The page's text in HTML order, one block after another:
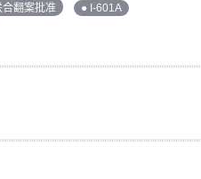
合翻案批准 ● I-601A